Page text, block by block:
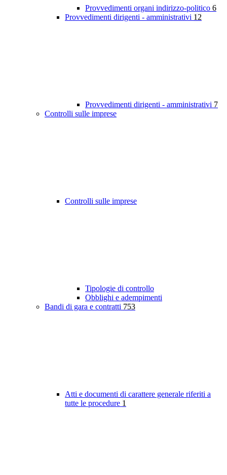
Provvedimenti organi indirizzo-politico 6
Provvedimenti dirigenti - amministrativi 12
Provvedimenti dirigenti - amministrativi 7
Controlli sulle imprese
Controlli sulle imprese
Tipologie di controllo
Obblighi e adempimenti
Bandi di gara e contratti 753
Atti e documenti di carattere generale riferiti a
tutte le procedure 1